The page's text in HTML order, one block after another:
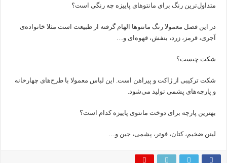
متداول‌ترین رنگ برای مانتوهای پاییزه چه رنگی است؟
در این فصل معمولا رنگ مانتوها الهام‌ گرفته از طبیعت است مثلا خانواده‌ی
آجری، قرمز، زرد، بنفش، قهوه‌ای و…
شکت چیست؟
شکت ترکیبی از ژاکت و پیراهن است. این لباس معمولا با طرح‌های چهارخانه
و پارچه‌های پشمی تولید می‌شود.
بهترین پارچه برای دوخت مانتوی پاییزه کدام است؟
لینن ضخیم، کتان، فوتر، پشمی، جین و…